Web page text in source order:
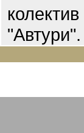
колектив
"Автури".